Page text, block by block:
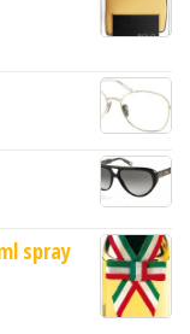
spray